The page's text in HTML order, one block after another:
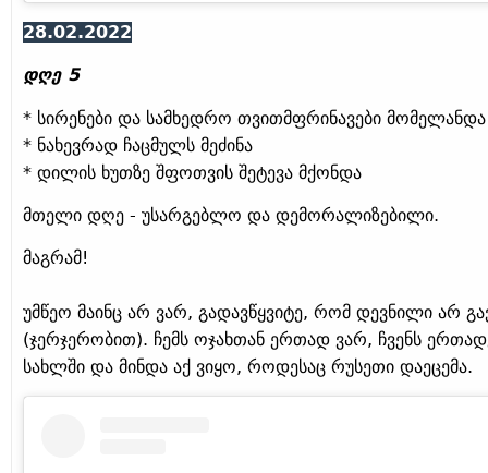
28.02.2022
დღე 5
* სირენები და სამხედრო თვითმფრინავები მომელანდა
* ნახევრად ჩაცმულს მეძინა
* დილის ხუთზე შფოთვის შეტევა მქონდა
მთელი დღე - უსარგებლო და დემორალიზებილი.
მაგრამ!
უმწეო მაინც არ ვარ, გადავწყვიტე, რომ დევნილი არ
(ჯერჯერობით). ჩემს ოჯახთან ერთად ვარ, ჩვენს
სახლში და მინდა აქ ვიყო, როდესაც რუსეთი დაეცემა.